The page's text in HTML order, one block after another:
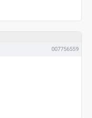
007756559